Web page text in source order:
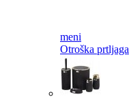
meni
Otroška prtljaga